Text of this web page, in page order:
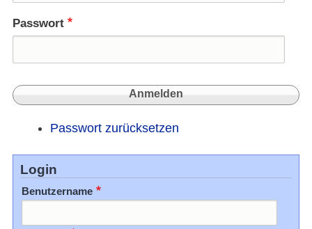
Passwort
Passwort zurücksetzen
Login
Benutzername